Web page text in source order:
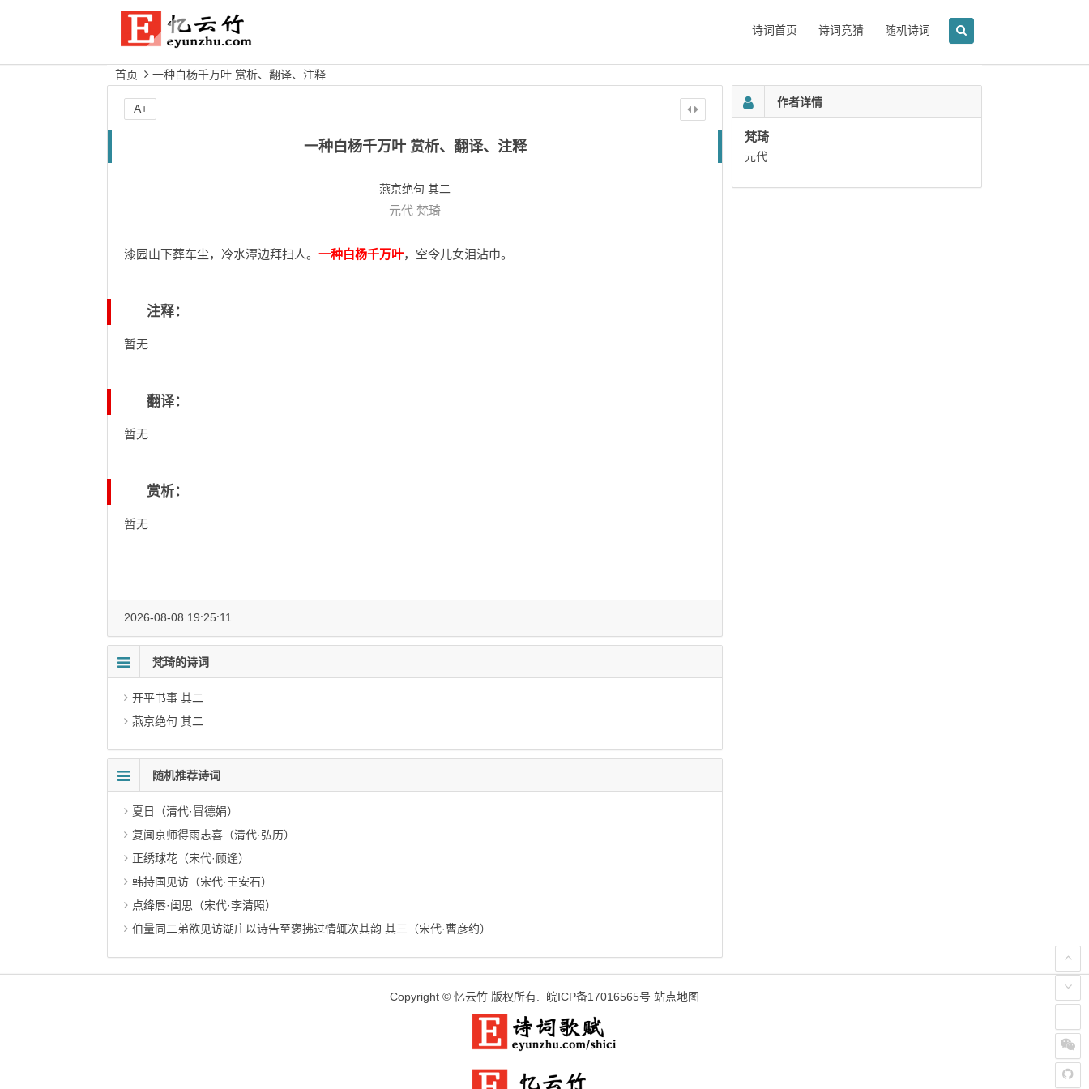
诗词首页 诗词竞猜 随机诗词
首页 一种白杨千万叶 赏析、翻译、注释
一种白杨千万叶 赏析、翻译、注释
燕京绝句 其二
元代 梵琦
漆园山下葬车尘，冷水潭边拜扫人。 一种白杨千万叶，空令儿女泪沾巾。
注释：
暂无
翻译：
暂无
赏析：
暂无
A+
2026-08-08 19:25:11
梵琦的诗词
开平书事 其二
燕京绝句 其二
随机推荐诗词
夏日（清代·冒德娟）
复闻京师得雨志喜（清代·弘历）
正绣球花（宋代·顾逢）
韩持国见访（宋代·王安石）
点绛唇·闺思（宋代·李清照）
伯量同二弟欲见访湖庄以诗告至褒拂过情辄次其韵 其三（宋代·曹彦约）
作者详情
梵琦
元代
Copyright © 忆云竹 版权所有. 皖ICP备17016565号 站点地图